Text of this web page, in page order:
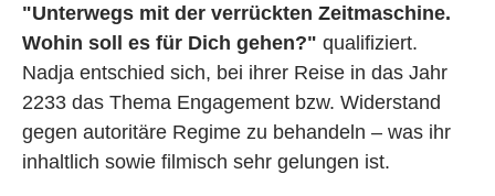
"Unterwegs mit der verrückten Zeitmaschine.
Wohin soll es für Dich gehen?" qualifiziert.
Nadja entschied sich, bei ihrer Reise in das Jahr
2233 das Thema Engagement bzw. Widerstand
gegen autoritäre Regime zu behandeln – was ihr
inhaltlich sowie filmisch sehr gelungen ist.